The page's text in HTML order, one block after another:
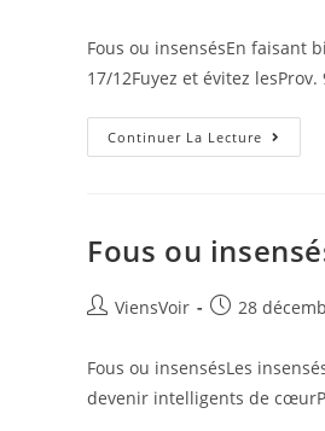
Fous ou insensésEn faisant
17/12Fuyez et évitez
Continuer La Lecture
Fous ou
ViensVoir 28
Fous ou insensésLes
devenir intelligents de